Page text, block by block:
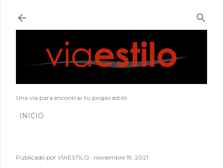
Una vía para encontrar tu propio estilo
INICIO
Publicado por VIAESTILO noviembre 19, 2021